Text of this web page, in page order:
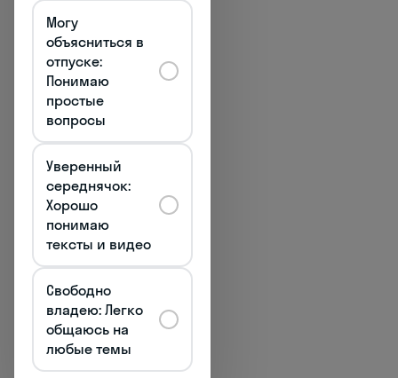
прошлому, природе и
эмоциональной
насыщенности нашел
яркое выражение в
творчестве Каспара
Давида Фридриха. Его
картины "Wanderer über
dem Nebelmeer"
("Странник над морем
тумана") и "Mönch am
Meer" ("Монах у моря")
стали манифестами
романтического
мироощущения, где
человек
противопоставлен
величественной и
Могу
объясниться в
отпуске:
Понимаю
простые
вопросы
Уверенный
середнячок:
Хорошо
понимаю
тексты и видео
Свободно
владею: Легко
общаюсь на
любые темы